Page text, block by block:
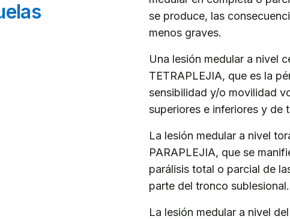
se produce, las
menos graves.
Una lesión medular a nivel
TETRAPLEJIA, que es la
sensibilidad y/o movilidad
superiores e inferiores y de
La lesión medular a nivel
PARAPLEJIA, que se
parálisis total o parcial de
parte del tronco sublesional.
La lesión medular a nivel